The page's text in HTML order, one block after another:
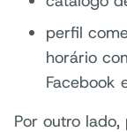
perfil
horário
Facebook
Por outro